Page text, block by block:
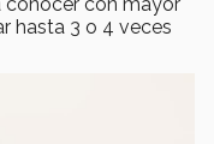
hasta 3 o 4 veces